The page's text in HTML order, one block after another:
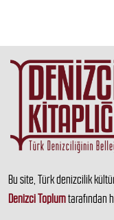
Bu site, Türk denizcilik
Denizci Toplumtarafından